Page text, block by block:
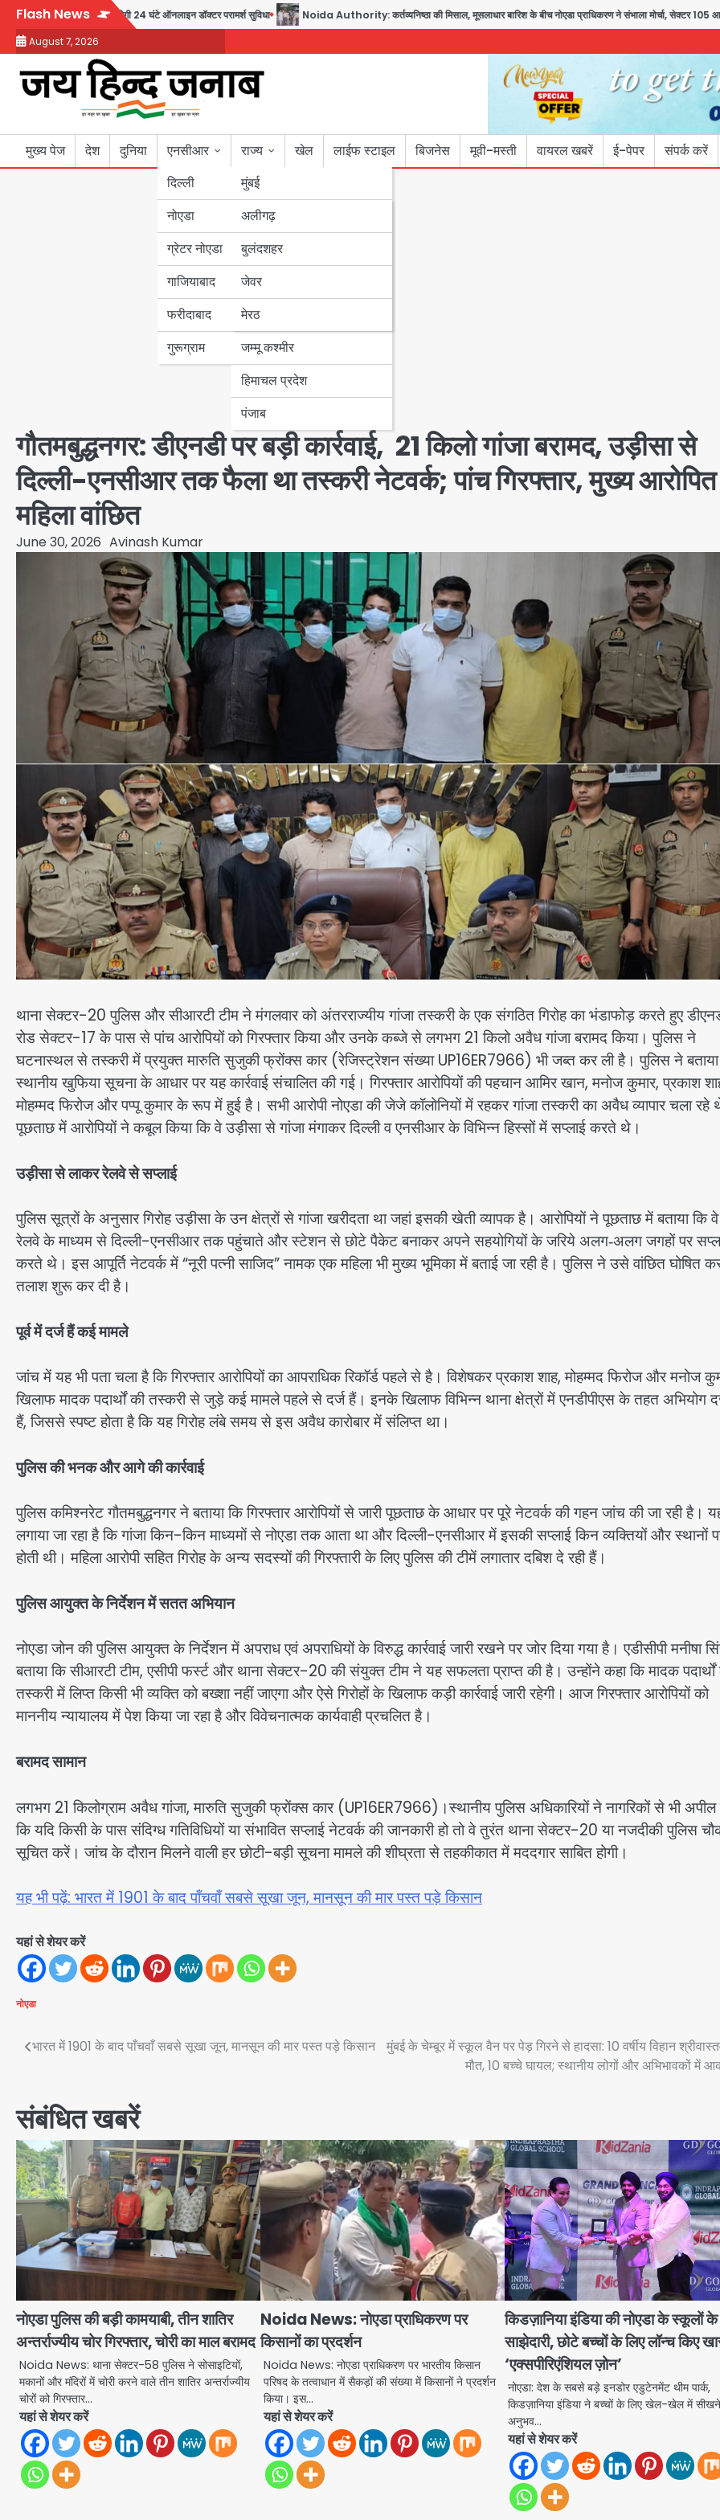
Skip
content
Flash News
30 रुपये में मिलेगी 24 घंटे ऑनलाइन डॉक्टर परामर्श सुविधा Noida Authority: कर्तव्यनिष्ठा की मिसाल, मूसलाधार बारिश के बीच नोएडा प्राधिकरण ने संभाला मोर्चा, सेक्टर 105 आरडब्ल्यूए ने
August 7, 2026
मुख्य पेज देश दुनिया
एनसीआर
दिल्ली
नोएडा
ग्रेटर नोएडा
गाजियाबाद
फरीदाबाद
गुरूग्राम
राज्य
मुंबई
उत्तर प्रदेश
अलीगढ़
बुलंदशहर
जेवर
मेरठ
बिहार
पंजाब
हरियाणा
जम्मू कश्मीर
हिमाचल प्रदेश
पंजाब
खेल लाईफ स्टाइल बिजनेस मूवी-मस्ती वायरल खबरें ई-पेपर संपर्क करें
गौतमबुद्धनगर: डीएनडी पर बड़ी कार्रवाई, 21 किलो गांजा बरामद, उड़ीसा से
दिल्ली-एनसीआर तक फैला था तस्करी नेटवर्क; पांच गिरफ्तार, मुख्य आरोपित
महिला वांछित
June 30, 2026 Avinash Kumar
थाना सेक्टर-20 पुलिस और सीआरटी टीम ने मंगलवार को अंतरराज्यीय गांजा तस्करी के एक संगठित गिरोह का भंडाफोड़ करते हुए
रोड सेक्टर-17 के पास से पांच आरोपियों को गिरफ्तार किया और उनके कब्जे से लगभग 21 किलो अवैध गांजा बरामद किया। पुलिस ने
घटनास्थल से तस्करी में प्रयुक्त मारुति सुजुकी फ्रोंक्स कार (रेजिस्ट्रेशन संख्या UP16ER7966) भी जब्त कर ली है। पुलिस ने
स्थानीय खुफिया सूचना के आधार पर यह कार्रवाई संचालित की गई। गिरफ्तार आरोपियों की पहचान आमिर खान, मनोज कुमार, प्रकाश
मोहम्मद फिरोज और पप्पू कुमार के रूप में हुई है। सभी आरोपी नोएडा की जेजे कॉलोनियों में रहकर गांजा तस्करी का अवैध व्यापार चला रहे
पूछताछ में आरोपियों ने कबूल किया कि वे उड़ीसा से गांजा मंगाकर दिल्ली व एनसीआर के विभिन्न हिस्सों में सप्लाई करते थे।
उड़ीसा से लाकर रेलवे से सप्लाई
पुलिस सूत्रों के अनुसार गिरोह उड़ीसा के उन क्षेत्रों से गांजा खरीदता था जहां इसकी खेती व्यापक है। आरोपियों ने पूछताछ में बताया कि वे
रेलवे के माध्यम से दिल्ली-एनसीआर तक पहुंचाते और स्टेशन से छोटे पैकेट बनाकर अपने सहयोगियों के जरिये अलग‑अलग जगहों पर
करते थे। इस आपूर्ति नेटवर्क में “नूरी पत्नी साजिद” नामक एक महिला भी मुख्य भूमिका में बताई जा रही है। पुलिस ने उसे वांछित घोषित
तलाश शुरू कर दी है।
पूर्व में दर्ज हैं कई मामले
जांच में यह भी पता चला है कि गिरफ्तार आरोपियों का आपराधिक रिकॉर्ड पहले से है। विशेषकर प्रकाश शाह, मोहम्मद फिरोज और मनोज
खिलाफ मादक पदार्थों की तस्करी से जुड़े कई मामले पहले से दर्ज हैं। इनके खिलाफ विभिन्न थाना क्षेत्रों में एनडीपीएस के तहत अभियोग
हैं, जिससे स्पष्ट होता है कि यह गिरोह लंबे समय से इस अवैध कारोबार में संलिप्त था।
पुलिस की भनक और आगे की कार्रवाई
पुलिस कमिश्नरेट गौतमबुद्धनगर ने बताया कि गिरफ्तार आरोपियों से जारी पूछताछ के आधार पर पूरे नेटवर्क की गहन जांच की जा रही है।
लगाया जा रहा है कि गांजा किन-किन माध्यमों से नोएडा तक आता था और दिल्ली-एनसीआर में इसकी सप्लाई किन व्यक्तियों और स्थानों
होती थी। महिला आरोपी सहित गिरोह के अन्य सदस्यों की गिरफ्तारी के लिए पुलिस की टीमें लगातार दबिश दे रही हैं।
पुलिस आयुक्त के निर्देशन में सतत अभियान
नोएडा जोन की पुलिस आयुक्त के निर्देशन में अपराध एवं अपराधियों के विरुद्ध कार्रवाई जारी रखने पर जोर दिया गया है। एडीसीपी मनीषा
बताया कि सीआरटी टीम, एसीपी फर्स्ट और थाना सेक्टर-20 की संयुक्त टीम ने यह सफलता प्राप्त की है। उन्होंने कहा कि मादक पदार्थों
तस्करी में लिप्त किसी भी व्यक्ति को बख्शा नहीं जाएगा और ऐसे गिरोहों के खिलाफ कड़ी कार्रवाई जारी रहेगी। आज गिरफ्तार आरोपियों को
माननीय न्यायालय में पेश किया जा रहा है और विवेचनात्मक कार्यवाही प्रचलित है।
बरामद सामान
लगभग 21 किलोग्राम अवैध गांजा, मारुति सुजुकी फ्रोंक्स कार (UP16ER7966)।स्थानीय पुलिस अधिकारियों ने नागरिकों से भी
कि यदि किसी के पास संदिग्ध गतिविधियों या संभावित सप्लाई नेटवर्क की जानकारी हो तो वे तुरंत थाना सेक्टर-20 या नजदीकी पुलिस
सूचित करें। जांच के दौरान मिलने वाली हर छोटी-बड़ी सूचना मामले की शीघ्रता से तहकीकात में मददगार साबित होगी।
यह भी पढ़ें: भारत में 1901 के बाद पाँचवाँ सबसे सूखा जून, मानसून की मार पस्त पड़े किसान
यहां से शेयर करें
नोएडा
Post
भारत में 1901 के बाद पाँचवाँ सबसे सूखा जून, मानसून की मार पस्त पड़े किसान
मुंबई के चेम्बूर में स्कूल वैन पर पेड़ गिरने से हादसा: 10 वर्षीय विहान
मौत, 10 बच्चे घायल; स्थानीय लोगों और अभिभावकों में
संबंधित खबरें
नोएडा पुलिस की बड़ी कामयाबी, तीन शातिर
अन्तर्राज्यीय चोर गिरफ्तार, चोरी का माल बरामद
Noida News: थाना सेक्टर-58 पुलिस ने सोसाइटियों,
मकानों और मंदिरों में चोरी करने वाले तीन शातिर अन्तर्राज्यीय
चोरों को गिरफ्तार…
यहां से शेयर करें
Noida News: नोएडा प्राधिकरण पर
किसानों का प्रदर्शन
Noida News: नोएडा प्राधिकरण पर भारतीय किसान
परिषद के तत्वाधान में सैकड़ों की संख्या में किसानों ने प्रदर्शन
किया। इस…
यहां से शेयर करें
किडज़ानिया इंडिया की नोएडा के स्कूलों
साझेदारी, छोटे बच्चों के लिए लॉन्च किए
‘एक्सपीरिएंशियल ज़ोन’
नोएडा: देश के सबसे बड़े इनडोर एडुटेनमेंट थीम पार्क,
किडज़ानिया इंडिया ने बच्चों के लिए खेल-खेल में
अनुभव…
यहां से शेयर करें